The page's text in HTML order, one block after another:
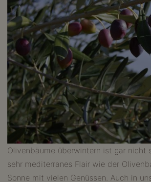
Olivenbäume überwintern ist gar nicht
sehr mediterranes Flair wie der
Sonne mit vielen Genüssen. Auch in